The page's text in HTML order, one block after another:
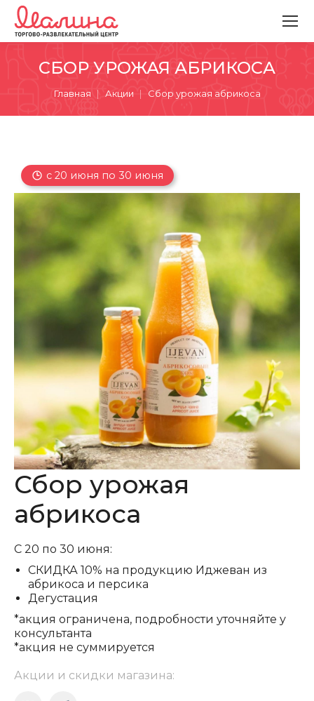
СБОР УРОЖАЯ АБРИКОСА
Вы здесь:
Главная Акции Сбор урожая абрикоса
с 20 июня по 30 июня
Сбор урожая
абрикоса
С 20 по 30 июня:
СКИДКА 10% на продукцию Иджеван из
абрикоса и персика
Дегустация
*акция ограничена, подробности уточняйте у
консультанта
*акция не суммируется
Акции и скидки магазина: